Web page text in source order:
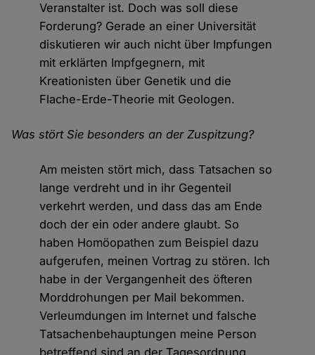
Veranstalter ist. Doch was soll diese
Forderung? Gerade an einer Universität
diskutieren wir auch nicht über Impfungen
mit erklärten Impfgegnern, mit
Kreationisten über Genetik und die
Flache-Erde-Theorie mit Geologen.
Was stört Sie besonders an der Zuspitzung?
Am meisten stört mich, dass Tatsachen so
lange verdreht und in ihr Gegenteil
verkehrt werden, und dass das am Ende
doch der ein oder andere glaubt. So
haben Homöopathen zum Beispiel dazu
aufgerufen, meinen Vortrag zu stören. Ich
habe in der Vergangenheit des öfteren
Morddrohungen per Mail bekommen.
Verleumdungen im Internet und falsche
Tatsachenbehauptungen meine Person